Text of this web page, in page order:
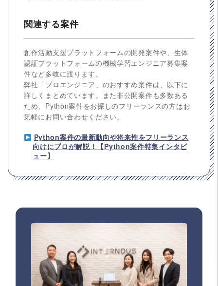
関連する案件
創作活動支援プラットフォームの開発案件や、生体
認証プラットフォームの機械学習エンジニア募集案
件など多岐に渡ります。
弊社「プロエンジニア」のおすすめ案件は、以下に
詳しくまとめています。また非公開案件も多数ある
ため、Python案件をお探しのフリーランスの方はお
気軽にお問い合わせください。
Python案件の最新動向や将来性をフリーランス
向けにプロが解説！【Python案件特集インタビ
ュー】